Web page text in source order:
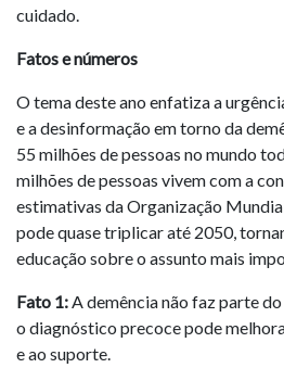
cuidado.
Fatos e números
O tema deste ano enfatiza a
e a desinformação em torno da
55 milhões de pessoas no mundo
milhões de pessoas vivem com a
estimativas da Organização
pode quase triplicar até 2050,
educação sobre o assunto mais
Fato 1:A demência não faz parte
o diagnóstico precoce pode
e ao suporte.